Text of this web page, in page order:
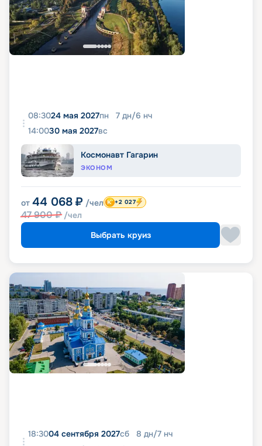
08:3024 мая 2027пн 7 дн/6 нч
14:0030 мая 2027вс
Космонавт Гагарин
ЭКОНОМ
от 44 068 ₽ /чел
47 900₽ /чел
+2 027
Выбрать круиз
18:3004 сентября 2027сб 8 дн/7 нч